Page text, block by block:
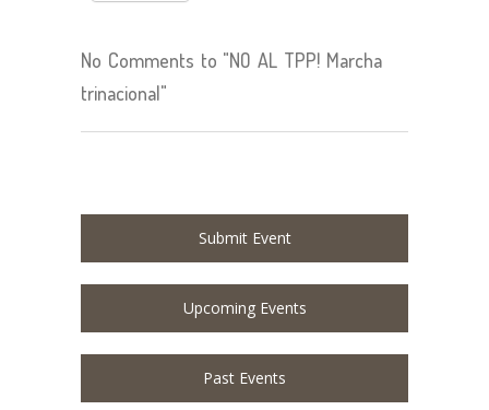
No Comments to "NO AL TPP! Marcha
trinacional"
Submit Event
Upcoming Events
Past Events